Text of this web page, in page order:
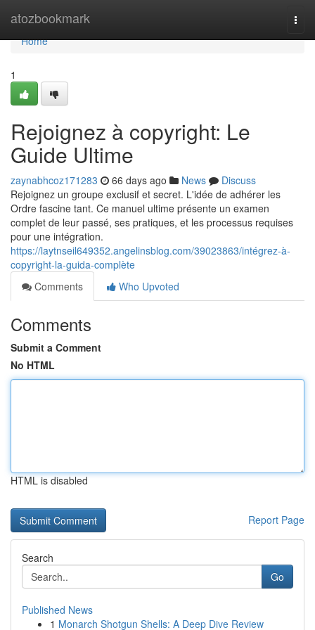
atozbookmark
Home
Home
1
Rejoignez à copyright: Le
Guide Ultime
zaynabhcoz171283 66 days ago News
Discuss
Rejoignez un groupe exclusif et secret. L'idée de adhérer les
Ordre fascine tant. Ce manuel ultime présente un examen
complet de leur passé, ses pratiques, et les processus requises
pour une intégration.
https://laytnseil649352.angelinsblog.com/39023863/intégrez-à-
copyright-la-guida-complète
Comments
Who Upvoted
Comments
Submit a Comment
No HTML
HTML is disabled
Report Page
Search
Go
Published News
1 Monarch Shotgun Shells: A Deep Dive Review